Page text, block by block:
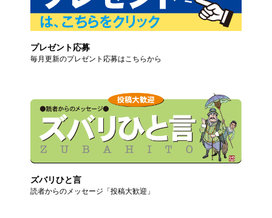
プレゼント応募
毎月更新のプレゼント応募はこちらから
ズバリひと言
読者からのメッセージ「投稿大歓迎」